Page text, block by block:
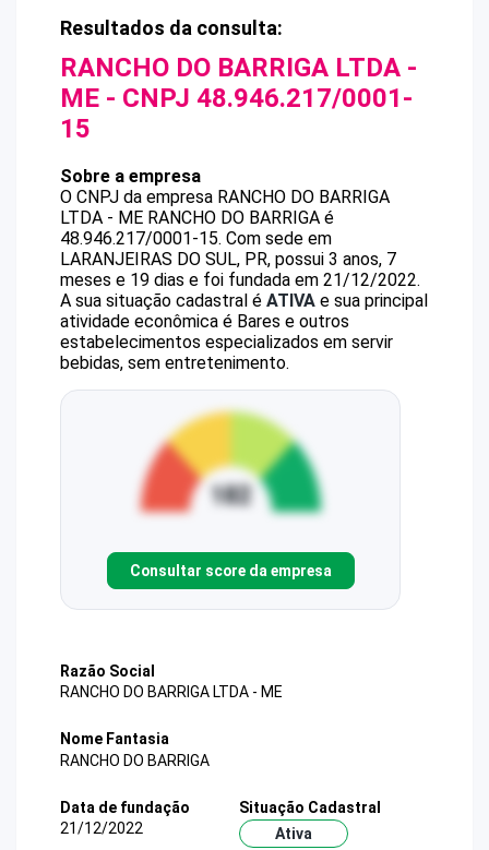
Resultados da consulta:
RANCHO DO BARRIGA LTDA -
ME - CNPJ 48.946.217/0001-
15
Sobre a empresa
O CNPJ da empresa RANCHO DO BARRIGA
LTDA - ME RANCHO DO BARRIGA é
48.946.217/0001-15. Com sede em
LARANJEIRAS DO SUL, PR, possui 3 anos, 7
meses e 19 dias e foi fundada em 21/12/2022.
A sua situação cadastral é ATIVA e sua principal
atividade econômica é Bares e outros
estabelecimentos especializados em servir
bebidas, sem entretenimento.
Consultar score da empresa
Razão Social
RANCHO DO BARRIGA LTDA - ME
Nome Fantasia
RANCHO DO BARRIGA
Data de fundação
21/12/2022
Situação Cadastral
Ativa